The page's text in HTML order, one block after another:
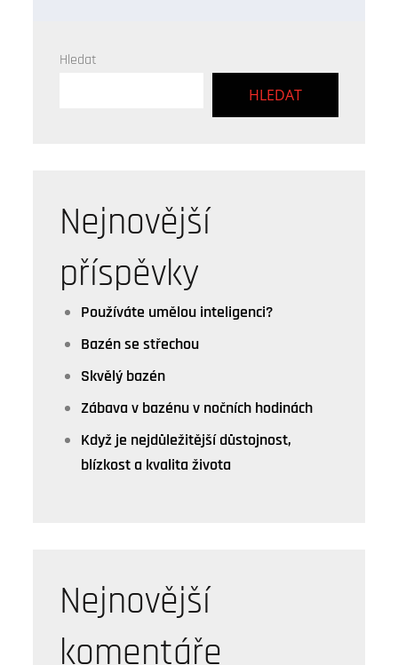
Hledat
HLEDAT
Nejnovější
příspěvky
Používáte umělou inteligenci?
Bazén se střechou
Skvělý bazén
Zábava v bazénu v nočních hodinách
Když je nejdůležitější důstojnost,
blízkost a kvalita života
Nejnovější
komentáře